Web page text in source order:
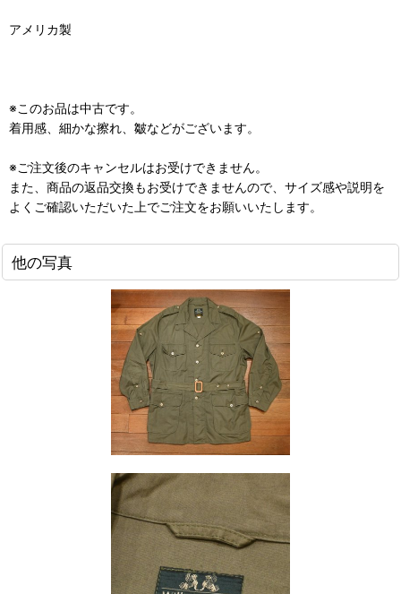
アメリカ製
※このお品は中古です。
着用感、細かな擦れ、皺などがございます。
※ご注文後のキャンセルはお受けできません。
また、商品の返品交換もお受けできませんので、サイズ感や説明を
よくご確認いただいた上でご注文をお願いいたします。
他の写真